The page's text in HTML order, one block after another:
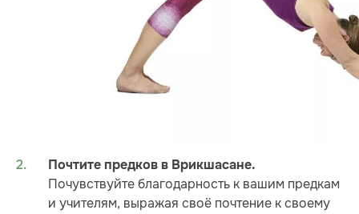
Почтите предков в Врикшасане.
Почувствуйте благодарность к вашим предкам
и учителям, выражая своё почтение к своему